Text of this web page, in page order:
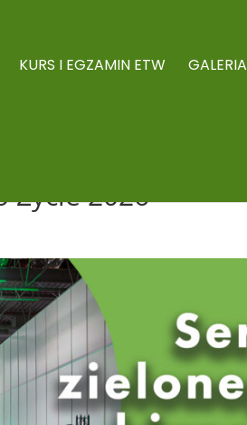
KURS I EGZAMIN ETW GALERIA
Życie 2026